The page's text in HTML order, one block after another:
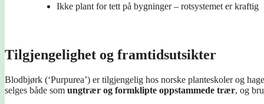
Ikke plant for tett på bygninger – rotsystemet er kraftig
Tilgjengelighet og framtidsutsikter
Blodbjørk (‘Purpurea’) er tilgjengelig hos norske planteskoler og
selges både som ungtrær og formklipte oppstammede trær, og